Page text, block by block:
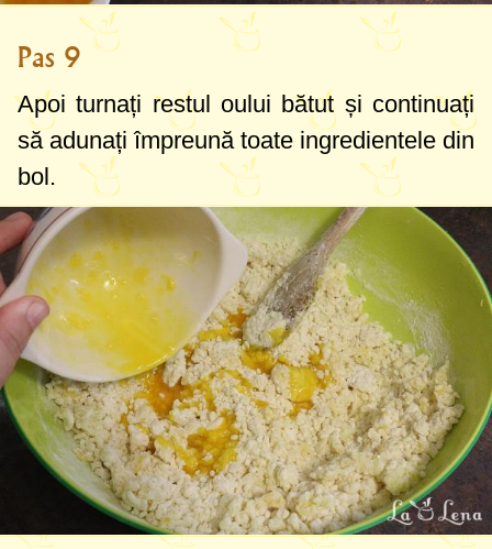
Pas 9
Apoi turnați restul oului bătut și continuați
să adunați împreună toate ingredientele din
bol.